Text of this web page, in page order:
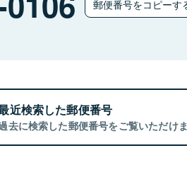
郵便番号をコピーす
近検索した郵便番号
去に検索した郵便番号をご覧いただけま